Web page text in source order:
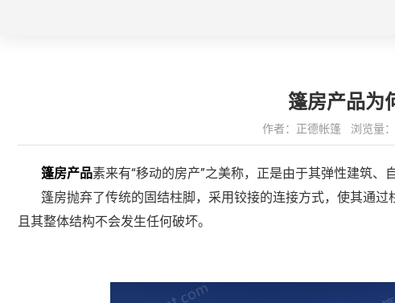
篷房产品为
作者：正德帐篷 浏览量
篷房产品素来有“移动的房产”之美称，正是由于其弹性建筑、
篷房抛弃了传统的固结柱脚，采用铰接的连接方式，使其通
且其整体结构不会发生任何破坏。